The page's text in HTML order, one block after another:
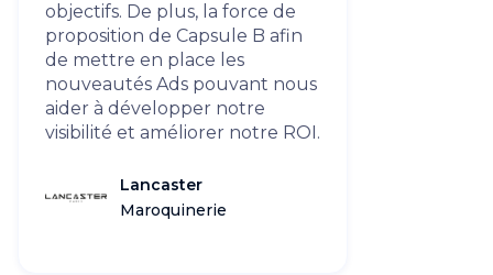
objectifs. De plus, la force de
proposition de Capsule B afin
de mettre en place les
nouveautés Ads pouvant nous
aider à développer notre
visibilité et améliorer notre ROI.
Lancaster
Maroquinerie